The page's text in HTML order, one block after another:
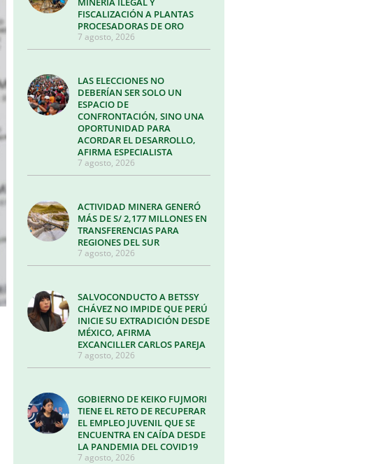
FISCALIZACIÓN A PLANTAS
PROCESADORAS DE ORO
7 agosto, 2026
LAS ELECCIONES NO
DEBERÍAN SER SOLO UN
ESPACIO DE
CONFRONTACIÓN, SINO UNA
OPORTUNIDAD PARA
ACORDAR EL DESARROLLO,
AFIRMA ESPECIALISTA
7 agosto, 2026
ACTIVIDAD MINERA GENERÓ
MÁS DE S/ 2,177 MILLONES EN
TRANSFERENCIAS PARA
REGIONES DEL SUR
7 agosto, 2026
SALVOCONDUCTO A BETSSY
CHÁVEZ NO IMPIDE QUE PERÚ
INICIE SU EXTRADICIÓN DESDE
MÉXICO, AFIRMA
EXCANCILLER CARLOS PAREJA
7 agosto, 2026
GOBIERNO DE KEIKO FUJMORI
TIENE EL RETO DE RECUPERAR
EL EMPLEO JUVENIL QUE SE
ENCUENTRA EN CAÍDA DESDE
LA PANDEMIA DEL COVID19
7 agosto, 2026